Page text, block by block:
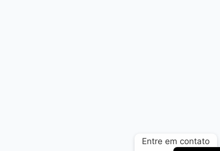
English
Entre em contato